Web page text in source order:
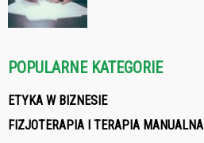
POPULARNE KATEGORIE
ETYKA W BIZNESIE
FIZJOTERAPIA I TERAPIA MANUALNA